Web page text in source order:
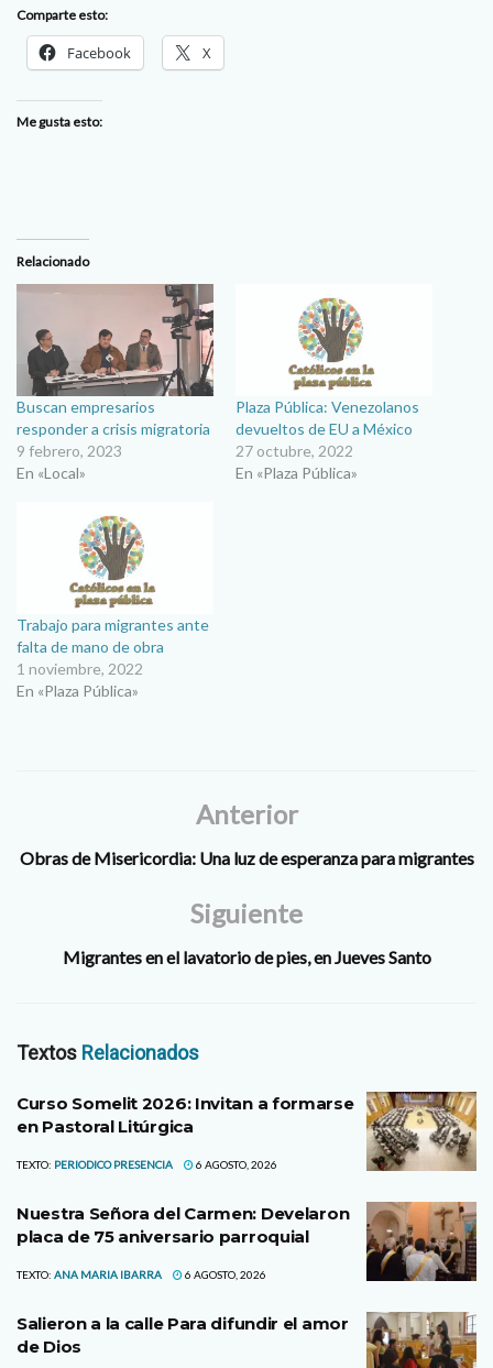
Comparte esto:
Facebook X
Me gusta esto:
Relacionado
Buscan empresarios
responder a crisis migratoria
9 febrero, 2023
En «Local»
Plaza Pública: Venezolanos
devueltos de EU a México
27 octubre, 2022
En «Plaza Pública»
Trabajo para migrantes ante
falta de mano de obra
1 noviembre, 2022
En «Plaza Pública»
Anterior
Obras de Misericordia: Una luz de esperanza para migrantes
Siguiente
Migrantes en el lavatorio de pies, en Jueves Santo
Textos Relacionados
Curso Somelit 2026: Invitan a formarse
en Pastoral Litúrgica
TEXTO: PERIODICO PRESENCIA 6 AGOSTO, 2026
Nuestra Señora del Carmen: Develaron
placa de 75 aniversario parroquial
TEXTO: ANA MARIA IBARRA 6 AGOSTO, 2026
Salieron a la calle Para difundir el amor
de Dios